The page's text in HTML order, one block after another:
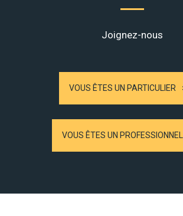
Joignez-nous
VOUS ÊTES UN PARTICULIER
VOUS ÊTES UN PROFESSIONNEL